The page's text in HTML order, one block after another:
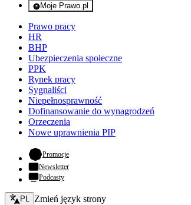
Moje Prawo.pl
- rejestracja i logowanie do serwisu
Prawo pracy
HR
BHP
Ubezpieczenia społeczne
PPK
Rynek pracy
Sygnaliści
Niepełnosprawność
Dofinansowanie do wynagrodzeń
Orzeczenia
Nowe uprawnienia PIP
Promocje- otwiera się w nowej karcie
Newsletter
Podcasty
Zmień język - bieżący:
PL Zmień język strony